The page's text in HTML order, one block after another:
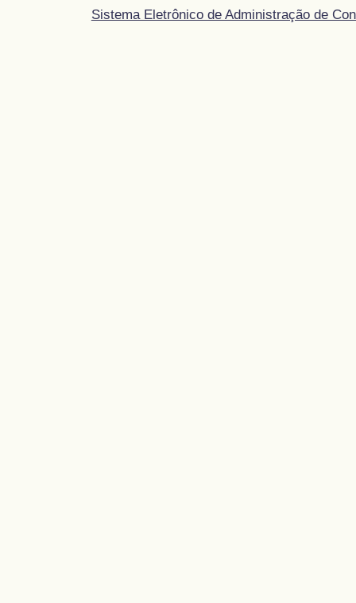
Sistema Eletrônico de Administração de